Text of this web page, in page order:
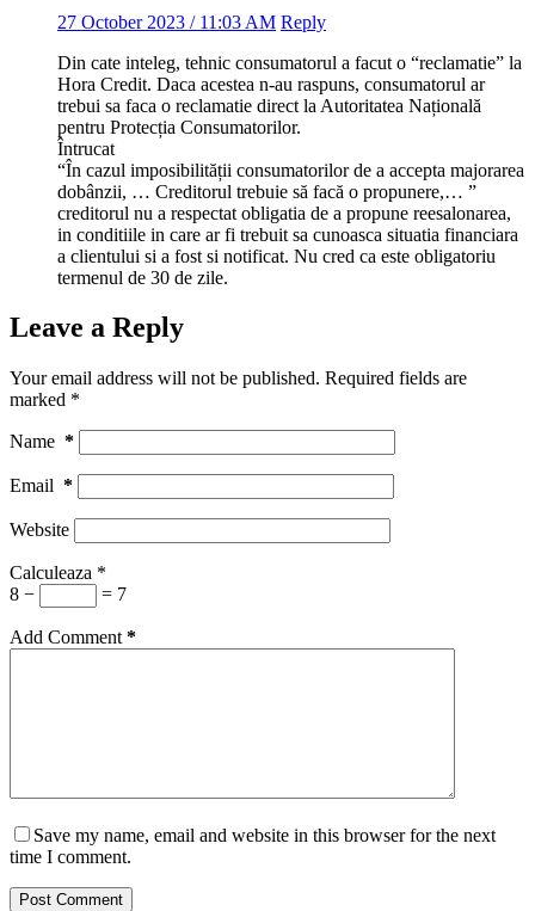
27 October 2023 / 11:03 AM Reply
Din cate inteleg, tehnic consumatorul a facut o “reclamatie” la
Hora Credit. Daca acestea n-au raspuns, consumatorul ar
trebui sa faca o reclamatie direct la Autoritatea Națională
pentru Protecția Consumatorilor.
Întrucat
“În cazul imposibilității consumatorilor de a accepta majorarea
dobânzii, … Creditorul trebuie să facă o propunere,… ”
creditorul nu a respectat obligatia de a propune reesalonarea,
in conditiile in care ar fi trebuit sa cunoasca situatia financiara
a clientului si a fost si notificat. Nu cred ca este obligatoriu
termenul de 30 de zile.
Leave a Reply
Your email address will not be published. Required fields are
marked *
Name *
Email *
Website
Calculeaza *
8 −
= 7
Add Comment *
Save my name, email and website in this browser for the next
time I comment.
Post Comment